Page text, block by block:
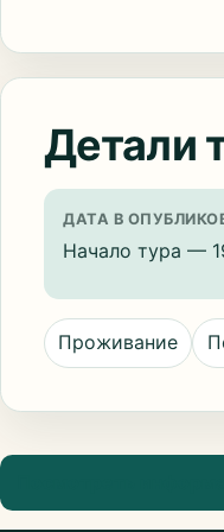
Детали
ДАТА В
Начало тура —
Проживание